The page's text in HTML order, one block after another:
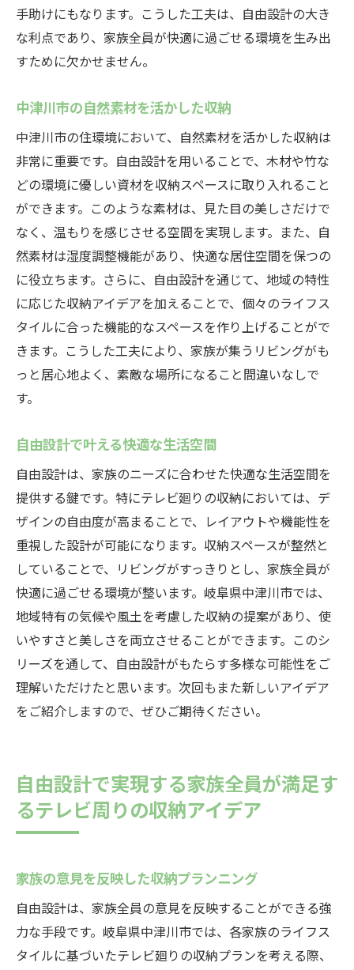
手助けにもなります。こうした工夫は、自由設計の大き
な利点であり、家族全員が快適に過ごせる環境を生み出
すために欠かせません。
中津川市の自然素材を活かした収納
中津川市の住環境において、自然素材を活かした収納は
非常に重要です。自由設計を用いることで、木材や竹な
どの環境に優しい資材を収納スペースに取り入れること
ができます。このような素材は、見た目の美しさだけで
なく、温もりを感じさせる空間を実現します。また、自
然素材は湿度調整機能があり、快適な居住空間を保つの
に役立ちます。さらに、自由設計を通じて、地域の特性
に応じた収納アイデアを加えることで、個々のライフス
タイルに合った機能的なスペースを作り上げることがで
きます。こうした工夫により、家族が集うリビングがも
っと居心地よく、素敵な場所になること間違いなしで
す。
自由設計で叶える快適な生活空間
自由設計は、家族のニーズに合わせた快適な生活空間を
提供する鍵です。特にテレビ廻りの収納においては、デ
ザインの自由度が高まることで、レイアウトや機能性を
重視した設計が可能になります。収納スペースが整然と
していることで、リビングがすっきりとし、家族全員が
快適に過ごせる環境が整います。岐阜県中津川市では、
地域特有の気候や風土を考慮した収納の提案があり、使
いやすさと美しさを両立させることができます。このシ
リーズを通して、自由設計がもたらす多様な可能性をご
理解いただけたと思います。次回もまた新しいアイデア
をご紹介しますので、ぜひご期待ください。
自由設計で実現する家族全員が満足す
るテレビ周りの収納アイデア
家族の意見を反映した収納プランニング
自由設計は、家族全員の意見を反映することができる強
力な手段です。岐阜県中津川市では、各家族のライフス
タイルに基づいたテレビ廻りの収納プランを考える際、